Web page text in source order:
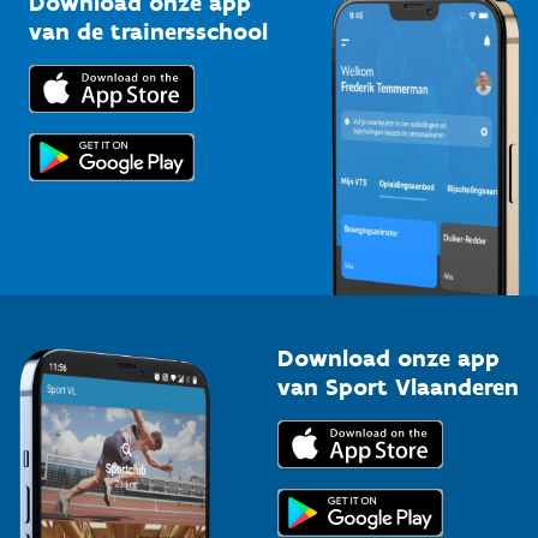
Bedrijven
Trainers en begeleiders
Topsporters
Downloads
Voor de pers
van de trainersschool
Download onze app
van Sport Vlaanderen